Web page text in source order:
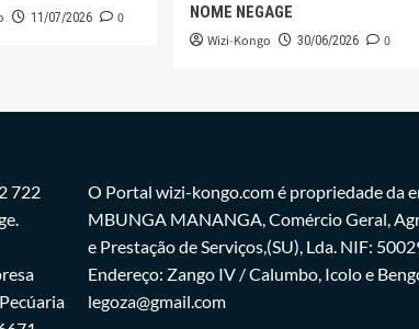
11/07/2026 0
NOME NEGAGE
Wizi-Kongo 30/06/2026 0
722
O Portal wizi-kongo.com é propriedade da
MBUNGA MANANGA, Comércio Geral,
e Prestação de Serviços,(SU), Lda. NIF:
Endereço: Zango IV / Calumbo, Icolo e
legoza@gmail.com